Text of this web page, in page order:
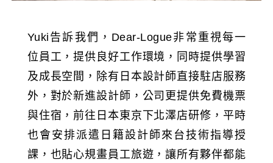
Yuki告訴我們，Dear-Logue非常重視每一
位員工，提供良好工作環境，同時提供學習
及成長空間，除有日本設計師直接駐店服務
外，對於新進設計師，公司更提供免費機票
與住宿，前往日本東京下北澤店研修，平時
也會安排派遣日籍設計師來台技術指導授
課，也貼心規畫員工旅遊，讓所有夥伴都能